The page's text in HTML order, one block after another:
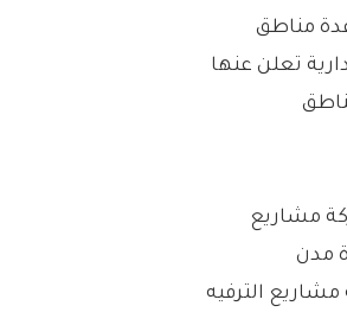
تعلن عنها
الترفيه